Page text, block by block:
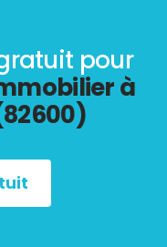
pour
à